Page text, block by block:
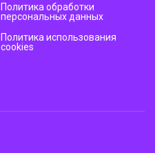
Политика обработки
персональных данных
Политика использования
cookies